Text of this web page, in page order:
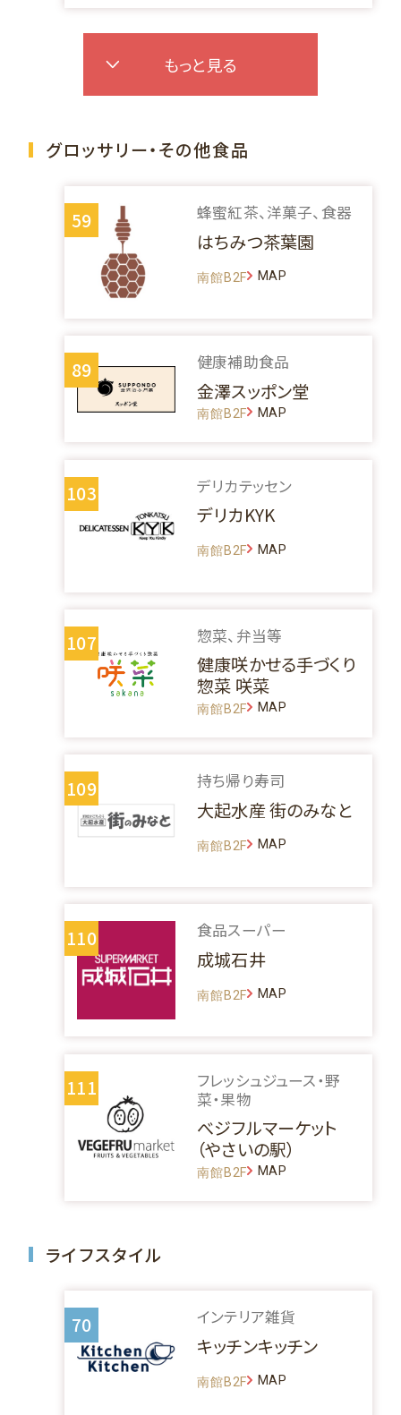
もっと見る
グロッサリー・その他食品
59 蜂蜜紅茶、洋菓子、食器
はちみつ茶葉園
南館B2F MAP
89 健康補助食品
金澤スッポン堂
南館B2F MAP
103 デリカテッセン
デリカKYK
南館B2F MAP
107 惣菜、弁当等
健康咲かせる手づくり
惣菜 咲菜
南館B2F MAP
109 持ち帰り寿司
大起水産 街のみなと
南館B2F MAP
110 食品スーパー
成城石井
南館B2F MAP
111
フレッシュジュース・野
菜・果物
べジフルマーケット
（やさいの駅）
南館B2F MAP
ライフスタイル
70 インテリア雑貨
キッチンキッチン
南館B2F MAP